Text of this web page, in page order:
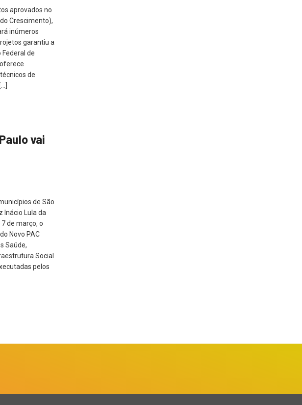
aprovados no
Crescimento),
inúmeros
garantiu a
de
de
vai
de São
Inácio Lula da
de março, o
Novo PAC
Saúde,
Social
pelos